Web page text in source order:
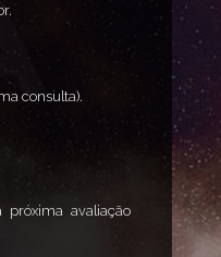
consulta).
próxima avaliação